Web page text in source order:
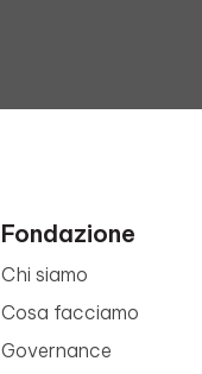
Fondazione
Chi siamo
Cosa facciamo
Governance